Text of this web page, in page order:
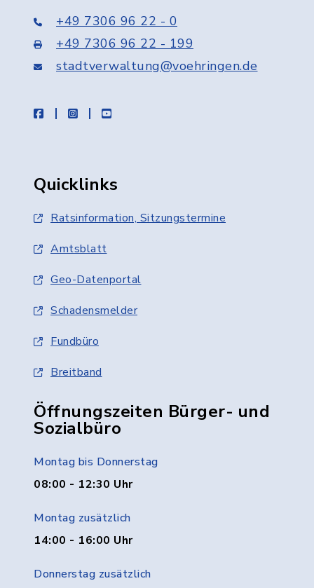
+49 7306 96 22 - 0
+49 7306 96 22 - 199
stadtverwaltung@voehringen.de
facebookinstagramyoutube
Quicklinks
Ratsinformation, Sitzungstermine
Amtsblatt
Geo-Datenportal
Schadensmelder
Fundbüro
Breitband
Öffnungszeiten Bürger- und
Sozialbüro
Montag bis Donnerstag
08:00 - 12:30 Uhr
Montag zusätzlich
14:00 - 16:00 Uhr
Donnerstag zusätzlich